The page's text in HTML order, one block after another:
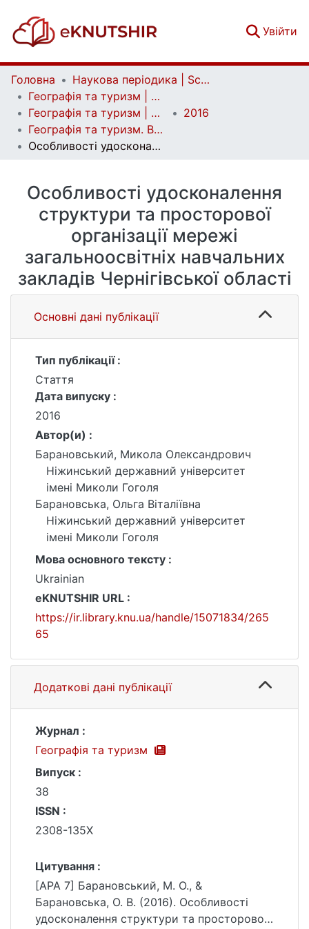
Увійти
Головна
Наукова періодика | Scientific periodicals
Географія та туризм | Geography and tourism
Географія та туризм | Geography and tourism
2016
Географія та туризм. Випуск 38
Особливості удосконалення структури та просторової організації мережі загальноосвітніх навчальних закладів Чернігівської області
Особливості удосконалення
структури та просторової
організації мережі
загальноосвітніх навчальних
закладів Чернігівської області
Основні дані публікації
Тип публікації :
Стаття
Дата випуску :
2016
Автор(и) :
Барановський, Микола Олександрович
Ніжинський державний університет
імені Миколи Гоголя
Барановська, Ольга Віталіївна
Ніжинський державний університет
імені Миколи Гоголя
Мова основного тексту :
Ukrainian
eKNUTSHIR URL :
https://ir.library.knu.ua/handle/15071834/265
65
Додаткові дані публікації
Журнал :
Географія та туризм
Випуск :
38
ISSN :
2308-135X
Цитування :
[APA 7] Барановський, М. О., &
Барановська, О. В. (2016). Особливості
удосконалення структури та просторової